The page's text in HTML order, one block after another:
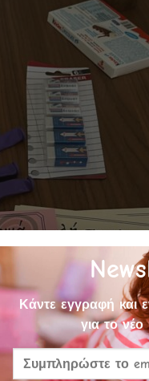
Κάντε εγγραφή και
για το νέο